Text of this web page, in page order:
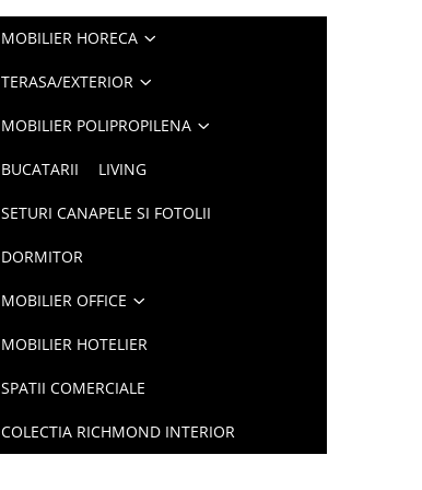
MOBILIER HORECA
TERASA/EXTERIOR
MOBILIER POLIPROPILENA
BUCATARII LIVING
SETURI CANAPELE SI FOTOLII
DORMITOR
MOBILIER OFFICE
MOBILIER HOTELIER
SPATII COMERCIALE
COLECTIA RICHMOND INTERIOR